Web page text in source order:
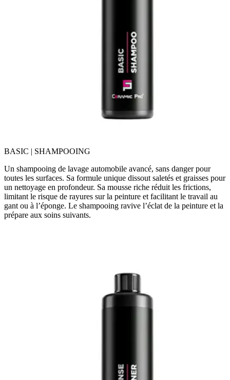
BASIC | SHAMPOOING
Un shampooing de lavage automobile avancé, sans danger pour
toutes les surfaces. Sa formule unique dissout saletés et graisses pour
un nettoyage en profondeur. Sa mousse riche réduit les frictions,
limitant le risque de rayures sur la peinture et facilitant le travail au
gant ou à l’éponge. Le shampooing ravive l’éclat de la peinture et la
prépare aux soins suivants.